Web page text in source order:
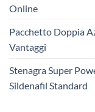
Online
Pacchetto Doppia
Vantaggi
Stenagra Super
Sildenafil Standard